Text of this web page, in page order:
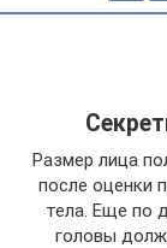
Размер лица
после оценки
тела. Еще по
головы